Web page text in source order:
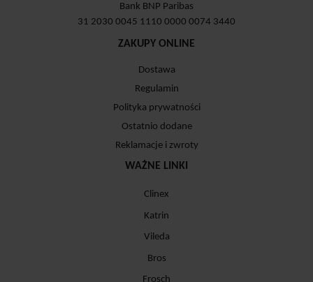
Bank BNP Paribas
31 2030 0045 1110 0000 0074 3440
ZAKUPY ONLINE
Dostawa
Regulamin
Polityka prywatności
Ostatnio dodane
Reklamacje i zwroty
WAŻNE LINKI
Clinex
Katrin
Vileda
Bros
Frosch